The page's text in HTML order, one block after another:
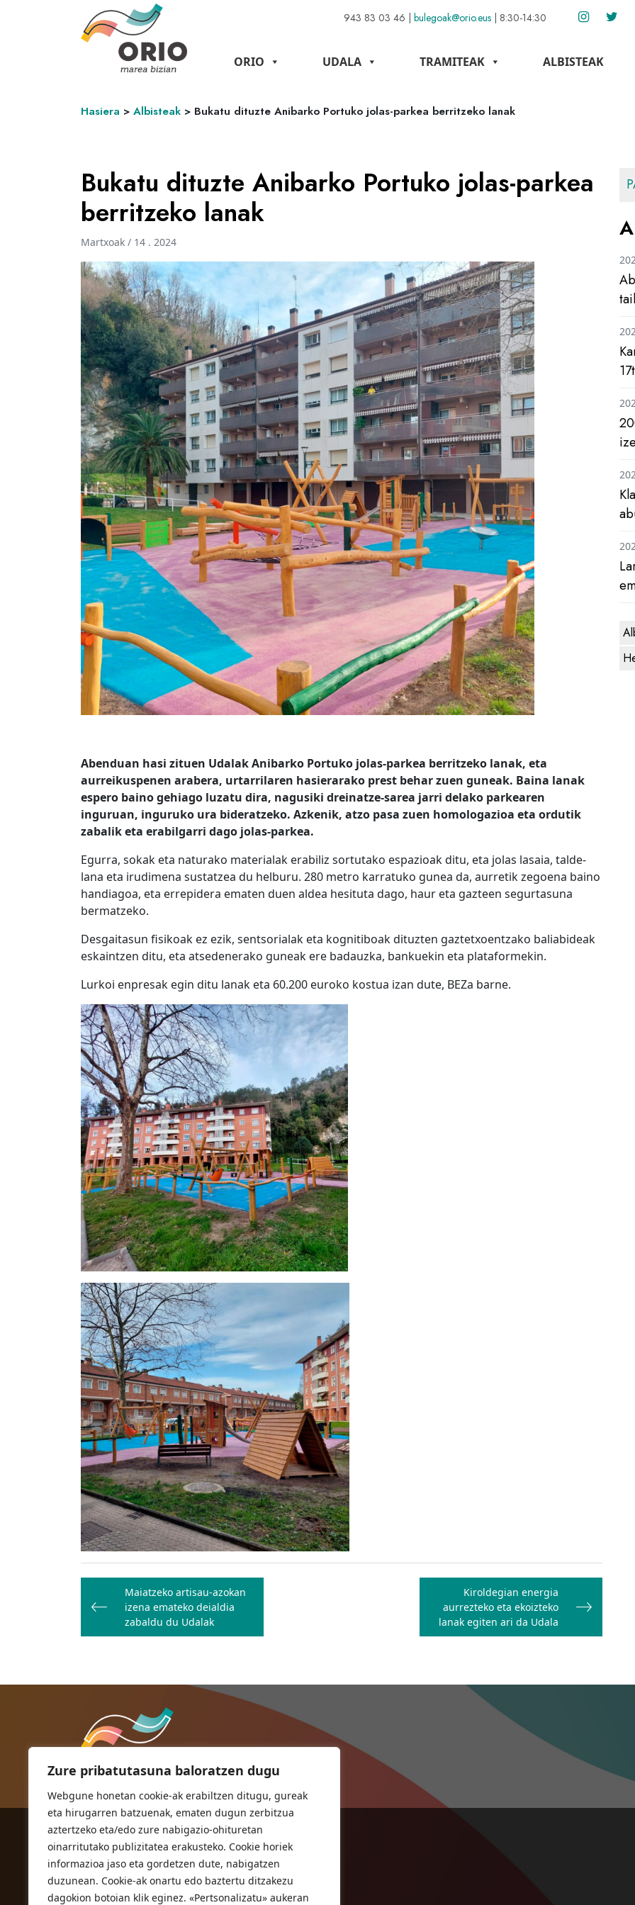
Zure pribatutasuna baloratzen dugu
Webgune honetan cookie-ak erabiltzen ditugu, gureak
eta hirugarren batzuenak, ematen dugun zerbitzua
aztertzeko eta/edo zure nabigazio-ohituretan
oinarritutako publizitatea erakusteko. Cookie horiek
informazioa jaso eta gordetzen dute, nabigatzen
duzunean. Cookie-ak onartu edo baztertu ditzakezu
dagokion botoian klik eginez. «Pertsonalizatu» aukeran
943 83 03 46 | bulegoak@orio.eus | 8:30-14:30
ORIO UDALA TRAMITEAK ALBISTEAK
Hasiera > Albisteak > Bukatu dituzte Anibarko Portuko jolas-parkea berritzeko lanak
Bukatu dituzte Anibarko Portuko jolas-parkea
berritzeko lanak
Martxoak / 14 . 2024
Abenduan hasi zituen Udalak Anibarko Portuko jolas-parkea berritzeko lanak, eta
aurreikuspenen arabera, urtarrilaren hasierarako prest behar zuen guneak. Baina lanak
espero baino gehiago luzatu dira, nagusiki dreinatze-sarea jarri delako parkearen
inguruan, inguruko ura bideratzeko. Azkenik, atzo pasa zuen homologazioa eta ordutik
zabalik eta erabilgarri dago jolas-parkea.
Egurra, sokak eta naturako materialak erabiliz sortutako espazioak ditu, eta jolas lasaia, talde-
lana eta irudimena sustatzea du helburu. 280 metro karratuko gunea da, aurretik zegoena baino
handiagoa, eta errepidera ematen duen aldea hesituta dago, haur eta gazteen segurtasuna
bermatzeko.
Desgaitasun fisikoak ez ezik, sentsorialak eta kognitiboak dituzten gaztetxoentzako baliabideak
eskaintzen ditu, eta atsedenerako guneak ere badauzka, bankuekin eta plataformekin.
Lurkoi enpresak egin ditu lanak eta 60.200 euroko kostua izan dute, BEZa barne.
Bidalketetan
zehar
nabigatu
Maiatzeko artisau-azokan
izena emateko deialdia
zabaldu du Udalak
Kiroldegian energia
aurrezteko eta ekoizteko
lanak egiten ari da Udala
ORIOKO UDALA
Herriko plaza,1
20810 Orio (Gipuzkoa)
T. 943 83 03 46